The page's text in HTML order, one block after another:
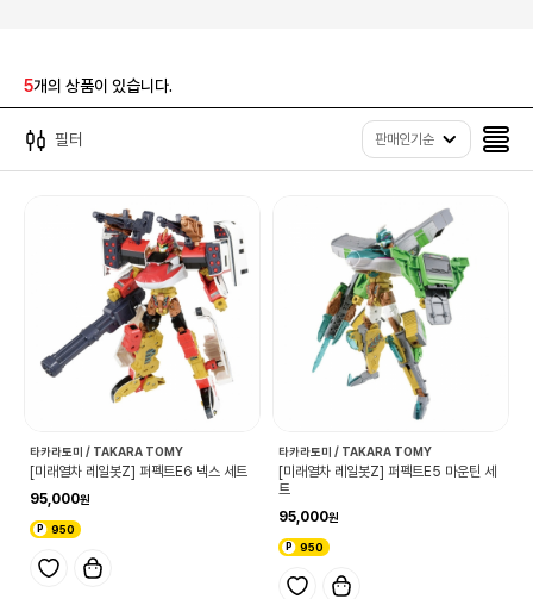
5개의 상품이 있습니다.
필터 판매인기순
타카라토미 / TAKARA TOMY
[미래열차 레일봇Z] 퍼펙트E6 넥스 세트
95,000
950
타카라토미 / TAKARA TOMY
[미래열차 레일봇Z] 퍼펙트E5 마운틴 세
트
95,000
950